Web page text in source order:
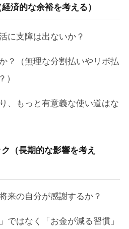
済的な余裕を考える）
に支障は出ないか？
？（無理な分割払いやリボ払
、もっと有意義な使い道はな
（長期的な影響を考え
来の自分が感謝するか？
ではなく「お金が減る習慣」